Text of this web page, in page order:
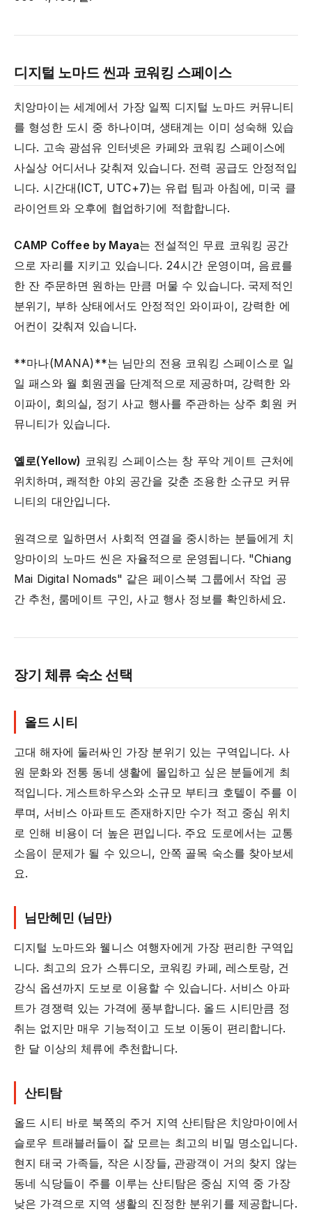
디지털 노마드 씬과 코워킹 스페이스
치앙마이는 세계에서 가장 일찍 디지털 노마드 커뮤니티
를 형성한 도시 중 하나이며, 생태계는 이미 성숙해 있습
니다. 고속 광섬유 인터넷은 카페와 코워킹 스페이스에
사실상 어디서나 갖춰져 있습니다. 전력 공급도 안정적입
니다. 시간대(ICT, UTC+7)는 유럽 팀과 아침에, 미국 클
라이언트와 오후에 협업하기에 적합합니다.
CAMP Coffee by Maya는 전설적인 무료 코워킹 공간
으로 자리를 지키고 있습니다. 24시간 운영이며, 음료를
한 잔 주문하면 원하는 만큼 머물 수 있습니다. 국제적인
분위기, 부하 상태에서도 안정적인 와이파이, 강력한 에
어컨이 갖춰져 있습니다.
**마나(MANA)**는 님만의 전용 코워킹 스페이스로 일
일 패스와 월 회원권을 단계적으로 제공하며, 강력한 와
이파이, 회의실, 정기 사교 행사를 주관하는 상주 회원 커
뮤니티가 있습니다.
옐로(Yellow) 코워킹 스페이스는 창 푸악 게이트 근처에
위치하며, 쾌적한 야외 공간을 갖춘 조용한 소규모 커뮤
니티의 대안입니다.
원격으로 일하면서 사회적 연결을 중시하는 분들에게 치
앙마이의 노마드 씬은 자율적으로 운영됩니다. "Chiang
Mai Digital Nomads" 같은 페이스북 그룹에서 작업 공
간 추천, 룸메이트 구인, 사교 행사 정보를 확인하세요.
장기 체류 숙소 선택
올드 시티
고대 해자에 둘러싸인 가장 분위기 있는 구역입니다. 사
원 문화와 전통 동네 생활에 몰입하고 싶은 분들에게 최
적입니다. 게스트하우스와 소규모 부티크 호텔이 주를 이
루며, 서비스 아파트도 존재하지만 수가 적고 중심 위치
로 인해 비용이 더 높은 편입니다. 주요 도로에서는 교통
소음이 문제가 될 수 있으니, 안쪽 골목 숙소를 찾아보세
요.
님만헤민 (님만)
디지털 노마드와 웰니스 여행자에게 가장 편리한 구역입
니다. 최고의 요가 스튜디오, 코워킹 카페, 레스토랑, 건
강식 옵션까지 도보로 이용할 수 있습니다. 서비스 아파
트가 경쟁력 있는 가격에 풍부합니다. 올드 시티만큼 정
취는 없지만 매우 기능적이고 도보 이동이 편리합니다.
한 달 이상의 체류에 추천합니다.
산티탐
올드 시티 바로 북쪽의 주거 지역 산티탐은 치앙마이에서
슬로우 트래블러들이 잘 모르는 최고의 비밀 명소입니다.
현지 태국 가족들, 작은 시장들, 관광객이 거의 찾지 않는
동네 식당들이 주를 이루는 산티탐은 중심 지역 중 가장
낮은 가격으로 지역 생활의 진정한 분위기를 제공합니다.